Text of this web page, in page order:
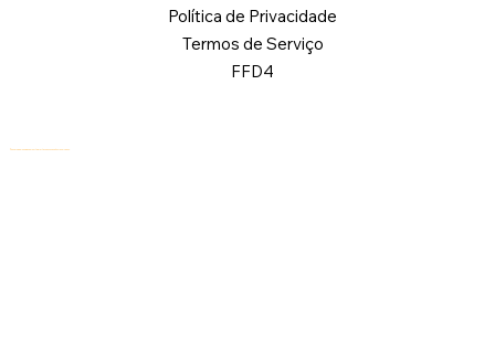
Política de Privacidade
Termos de Serviço
FFD4